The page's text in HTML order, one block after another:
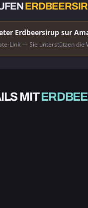
Erdbeersirup sur
Link — Sie unterstützen die
MIT